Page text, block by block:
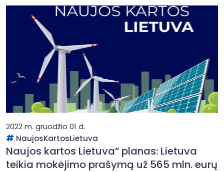
2022 m. gruodžio 01 d.
NaujosKartosLietuva
Naujos kartos Lietuva“ planas: Lietuva
teikia mokėjimo prašymą už 565 mln. eurų